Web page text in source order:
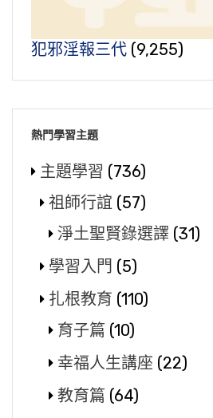
犯邪淫報三代 (9,255)
熱門學習主題
主題學習 (736)
祖師行誼 (57)
淨土聖賢錄選譯 (31)
學習入門 (5)
扎根教育 (110)
育子篇 (10)
幸福人生講座 (22)
教育篇 (64)